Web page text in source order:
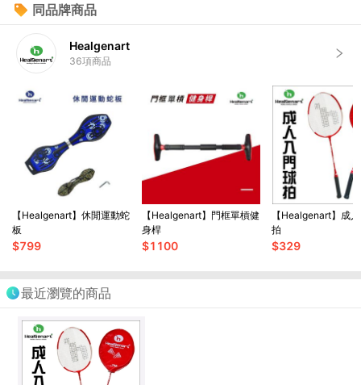
同品牌商品
Healgenart
36項商品
【Healgenart】休閒運動蛇
板
$799
【Healgenart】門框單槓健
身桿
$1100
【Healgenart】成
拍
$329
最近瀏覽的商品